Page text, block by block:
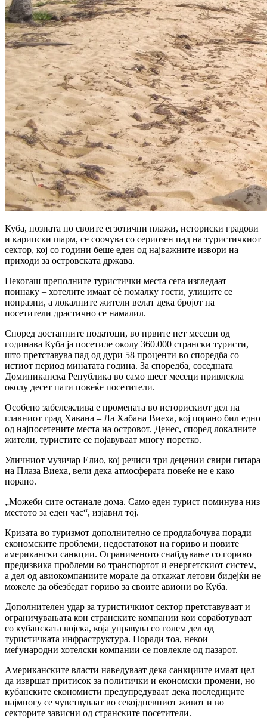
Куба, позната по своите егзотични плажи, историски градови
и карипски шарм, се соочува со сериозен пад на туристичкиот
сектор, кој со години беше еден од најважните извори на
приходи за островската држава.
Некогаш преполните туристички места сега изгледаат
поинаку – хотелите имаат сè помалку гости, улиците се
попразни, а локалните жители велат дека бројот на
посетители драстично се намалил.
Според достапните податоци, во првите пет месеци од
годинава Куба ја посетиле околу 360.000 странски туристи,
што претставува пад од дури 58 проценти во споредба со
истиот период минатата година. За споредба, соседната
Доминиканска Република во само шест месеци привлекла
околу десет пати повеќе посетители.
Особено забележлива е промената во историскиот дел на
главниот град Хавана – Ла Хабана Виеха, кој порано бил едно
од најпосетените места на островот. Денес, според локалните
жители, туристите се појавуваат многу поретко.
Уличниот музичар Елио, кој речиси три децении свири гитара
на Плаза Виеха, вели дека атмосферата повеќе не е како
порано.
„Можеби сите останале дома. Само еден турист поминува низ
местото за еден час“, изјавил тој.
Кризата во туризмот дополнително се продлабочува поради
економските проблеми, недостатокот на гориво и новите
американски санкции. Ограниченото снабдување со гориво
предизвика проблеми во транспортот и енергетскиот систем,
а дел од авиокомпаниите морале да откажат летови бидејќи не
можеле да обезбедат гориво за своите авиони во Куба.
Дополнителен удар за туристичкиот сектор претставуваат и
ограничувањата кон странските компании кои соработуваат
со кубанската војска, која управува со голем дел од
туристичката инфраструктура. Поради тоа, некои
меѓународни хотелски компании се повлекле од пазарот.
Американските власти наведуваат дека санкциите имаат цел
да извршат притисок за политички и економски промени, но
кубанските економисти предупредуваат дека последиците
најмногу се чувствуваат во секојдневниот живот и во
секторите зависни од странските посетители.